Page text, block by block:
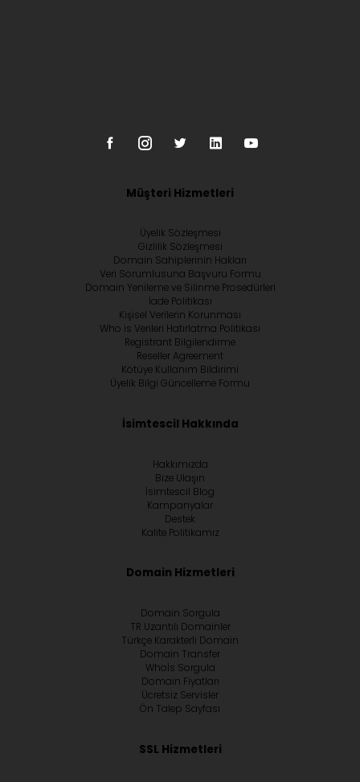
Müşteri Hizmetleri
Üyelik Sözleşmesi
Gizlilik Sözleşmesi
Domain Sahiplerinin Hakları
Veri Sorumlusuna Başvuru Formu
Domain Yenileme ve Silinme Prosedürleri
İade Politikası
Kişisel Verilerin Korunması
Who is Verileri Hatırlatma Politikası
Registrant Bilgilendirme
Reseller Agreement
Kötüye Kullanım Bildirimi
Üyelik Bilgi Güncelleme Formu
İsimtescil Hakkında
Hakkımızda
Bize Ulaşın
İsimtescil Blog
Kampanyalar
Destek
Kalite Politikamız
Domain Hizmetleri
Domain Sorgula
TR Uzantılı Domainler
Türkçe Karakterli Domain
Domain Transfer
Whoİs Sorgula
Domain Fiyatları
Ücretsiz Servisler
Ön Talep Sayfası
SSL Hizmetleri